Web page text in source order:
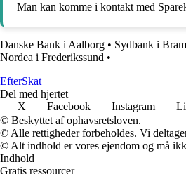
Man kan komme i kontakt med
Danske Bank i Aalborg • Sydbank i
Nordea i Frederikssund •
EfterSkat
Del med hjertet
X
Facebook Instagram
© Beskyttet af ophavsretsloven.
© Alle rettigheder forbeholdes. Vi
© Alt indhold er vores ejendom og må
Indhold
Gratis ressourcer